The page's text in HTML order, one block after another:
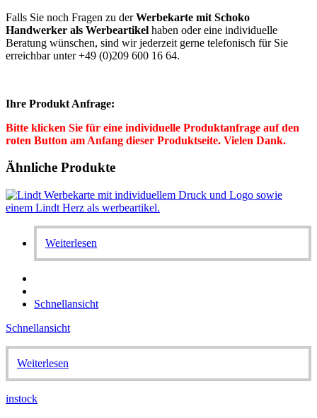
Falls Sie noch Fragen zu derWerbekarte mit Schoko
Handwerker als Werbeartikel haben oder eine individuelle
Beratung wünschen, sind wir jederzeit gerne telefonisch für Sie
erreichbar unter +49 (0)209 600 16 64.
Ihre Produkt Anfrage:
Bitte klicken Sie für eine individuelle Produktanfrage auf den
roten Button am Anfang dieser Produktseite. Vielen Dank.
Ähnliche Produkte
Weiterlesen
Schnellansicht
Schnellansicht
Weiterlesen
instock